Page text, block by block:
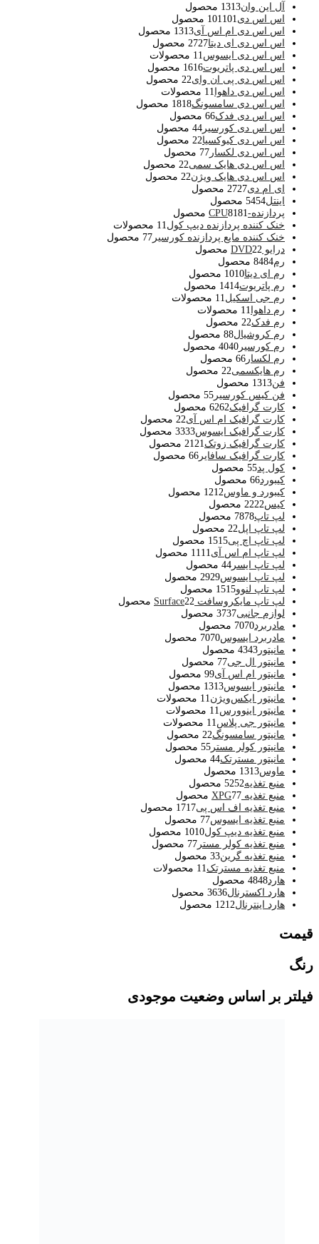
آل این وان 1313 محصول
اس اس دی
101 101 محصول
اس اس دی ام اس آی
1313 محصول
اس اس دی ای دیتا
2727 محصول
اس اس دی ایسوس
1 1 محصولات
اس اس دی پاتریوت
1616 محصول
اس اس دی پی ان وای 22 محصول
اس اس دی داهوا
1 1 محصولات
اس اس دی سامسونگ
1818 محصول
اس اس دی فدک 66 محصول
اس اس دی کورسیر
44 محصول
اس اس دی کیوکسیا 22 محصول
اس اس دی لکسار
77 محصول
اس اس دی هایک سمی 22 محصول
اس اس دی هایک ویژن 22 محصول
ای ام دی
2727 محصول
اینتل
5454 محصول
پردازنده-CPU
81 81 محصول
خنک کننده پردازنده دیپ کول
1 1 محصولات
خنک کننده مایع پردازنده کورسیر
77 محصول
درایو DVD
22 محصول
رم
8484 محصول
رم ای دیتا
1010 محصول
رم پاتریوت
1414 محصول
رم جی اسکیل
1 1 محصولات
رم داهوا
1 1 محصولات
رم فدک 22 محصول
رم کروشیال 88 محصول
رم کورسیر
4040 محصول
رم لکسار
66 محصول
رم هایکسمی 22 محصول
فن
1313 محصول
فن کیس کورسیر
55 محصول
کارت گرافیک
6262 محصول
کارت گرافیک ام اس آی 22 محصول
کارت گرافیک ایسوس
3333 محصول
کارت گرافیک زوتک
21 21 محصول
کارت گرافیک سافایر
66 محصول
کول پد 55 محصول
کیبورد 66 محصول
کیبورد و ماوس
1212 محصول
کیس
2222 محصول
لپ تاپ
7878 محصول
لپ تاپ اپل 22 محصول
لپ تاپ اچ پی
1515 محصول
لپ تاپ ام اس آی
11 11 محصول
لپ تاپ ایسر
44 محصول
لپ تاپ ایسوس
2929 محصول
لپ تاپ لنوو
1515 محصول
لپ تاپ مایکروسافت Surface
22 محصول
لوازم جانبی
3737 محصول
مادربرد
7070 محصول
مادربرد ایسوس
7070 محصول
مانیتور
4343 محصول
مانیتور ال جی 77 محصول
مانیتور ام اس آی 99 محصول
مانیتور ایسوس
1313 محصول
مانیتور ایکس‌ویژن
1 1 محصولات
مانیتور اینوورس
1 1 محصولات
مانیتور جی پلاس
1 1 محصولات
مانیتور سامسونگ 22 محصول
مانیتور کولر مستر
55 محصول
مانیتور مسترتک 44 محصول
ماوس
1313 محصول
منبع تغذیه
5252 محصول
منبع تغذیه XPG
77 محصول
منبع تغذیه اف اس پی
1717 محصول
منبع تغذیه ایسوس 77 محصول
منبع تغذیه دیپ کول
1010 محصول
منبع تغذیه کولر مستر
77 محصول
منبع تغذیه گرین 33 محصول
منبع تغذیه مسترتک
1 1 محصولات
هارد
4848 محصول
هارد اکسترنال
3636 محصول
هارد اینترنال
1212 محصول
قیمت
رنگ
فیلتر بر اساس وضعیت موجودی